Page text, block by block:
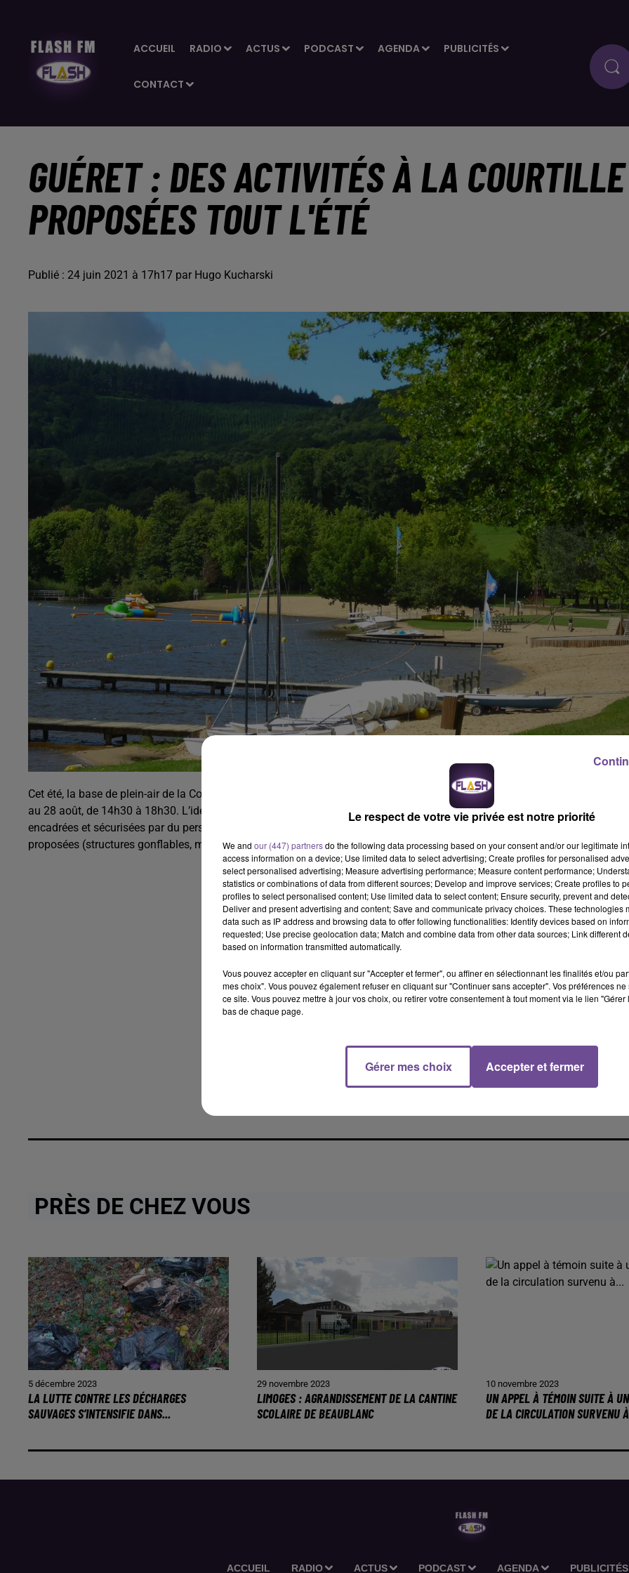
ACCUEIL RADIO ACTUS PODCAST AGENDA PUBLICITÉS
CONTACT
GUÉRET : DES ACTIVITÉS À LA COURTILLE
PROPOSÉES TOUT L'ÉTÉ
Publié : 24 juin 2021 à 17h17 par Hugo Kucharski
Cet été, la base de plein-air de la Courtille de Guéret sera ouverte pour accueillir, tous les après-midis, les familles. Du 7
au 28 août, de 14h30 à 18h30. L’idée est d’offrit des activités simples et familiales adaptées au plus grand nombre,
encadrées et sécurisées par du personnel qualifié. Une dizaine d’activités sportives, pour tous les âges et les goûts seront
proposées (structures gonflables, mini karting, mini trampolines, jeux d’escalade, tir à l’arc, mini golf, trampoline, pédalos
PRÈS DE CHEZ VOUS
5 décembre 2023
LA LUTTE CONTRE LES DÉCHARGES
SAUVAGES S’INTENSIFIE DANS...
29 novembre 2023
LIMOGES : AGRANDISSEMENT DE LA CANTINE
SCOLAIRE DE BEAUBLANC
10 novembre 2023
UN APPEL À TÉMOIN SUITE À
DE LA CIRCULATION SURVENU
ACCUEIL RADIO ACTUS PODCAST AGENDA PUBLICITÉS
Le respect de votre vie privée est notre priorité
We and our (447) partnersdo the following data processing based on your consent and/or our legitimate
access information on a device; Use limited data to select advertising; Create profiles for personalised
select personalised advertising; Measure advertising performance; Measure content performance;
statistics or combinations of data from different sources; Develop and improve services; Create profiles to
profiles to select personalised content; Use limited data to select content; Ensure security, prevent and
Deliver and present advertising and content; Save and communicate privacy choices. These technologies
data such as IP address and browsing data to offer following functionalities: Identify devices based on
requested; Use precise geolocation data; Match and combine data from other data sources; Link different
based on information transmitted automatically.
Vous pouvez accepter en cliquant sur "Accepter et fermer", ou affiner en sélectionnant les finalités et/ou
mes choix". Vous pouvez également refuser en cliquant sur "Continuer sans accepter". Vos préférences
ce site. Vous pouvez mettre à jour vos choix, ou retirer votre consentement à tout moment via le lien
bas de chaque page.
Gérer mes choix Accepter et fermer